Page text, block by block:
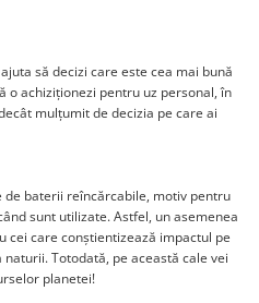
să decizi care este cea mai bună
o achiziționezi pentru uz personal, în
mulțumit de decizia pe care ai
baterii reîncărcabile, motiv pentru
sunt utilizate. Astfel, un asemenea
cei care conștientizează impactul pe
Totodată, pe această cale vei
planetei!